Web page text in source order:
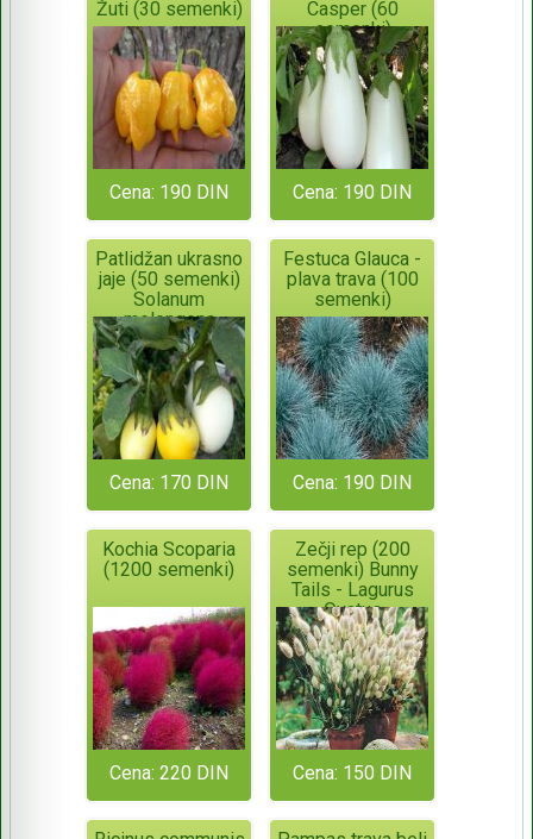
Žuti (30 semenki)
Cena: 190 DIN
Casper (60
semenki)
Cena: 190 DIN
Patlidžan ukrasno
jaje (50 semenki)
Solanum
melongena
Golden Egg
Cena: 170 DIN
Festuca Glauca -
plava trava (100
semenki)
Cena: 190 DIN
Kochia Scoparia
(1200 semenki)
Cena: 220 DIN
Zečji rep (200
semenki) Bunny
Tails - Lagurus
Ovatus
Cena: 150 DIN